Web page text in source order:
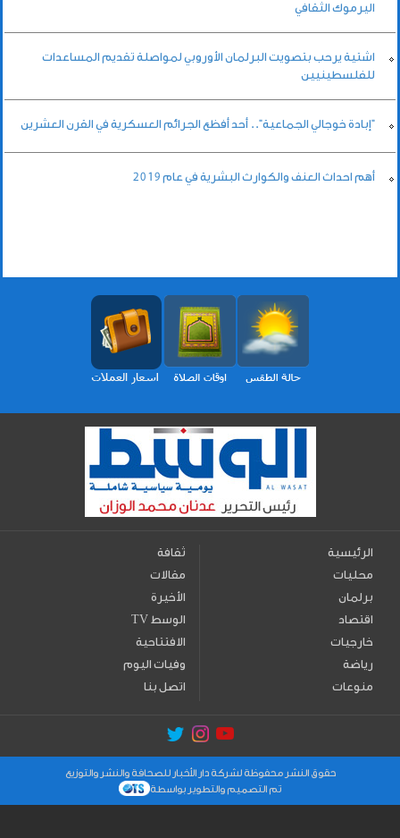
اليرموك الثقافي
اشتية يرحب بتصويت البرلمان الأوروبي لمواصلة تقديم المساعدات
للفلسطينيين
"إبادة خوجالي الجماعية".. أحد أفظع الجرائم العسكرية في القرن العشرين
أهم احداث العنف والكوارث البشرية في عام 2019
الرئيسية
محليات
برلمان
اقتصاد
خارجيات
رياضة
منوعات
ثقافة
مقالات
الأخيرة
TV الوسط
الافتتاحية
وفيات اليوم
اتصل بنا
حقوق النشر محفوظة لشركة دار الأخبار للصحافة والنشر والتوزيع
تم التصميم والتطوير بواسطة